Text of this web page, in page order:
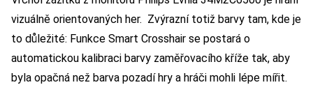
vizuálně orientovaných her. Zvýrazní totiž barvy tam, kde je
to důležité: Funkce Smart Crosshair se postará o
automatickou kalibraci barvy zaměřovacího kříže tak, aby
byla opačná než barva pozadí hry a hráči mohli lépe mířit.